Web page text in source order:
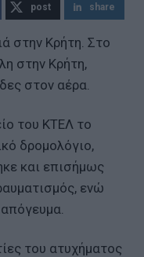
post share
στην Κρήτη. Στο
στην Κρήτη,
στον αέρα.
του ΚΤΕΛ το
δρομολόγιο,
και επισήμως
ενώ
του ατυχήματος